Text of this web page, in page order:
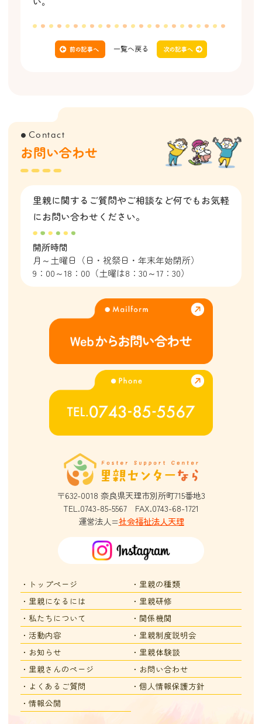
一覧へ戻る
● Contact
お問い合わせ
里親に関するご質問やご相談など何でもお気軽
にお問い合わせください。
開所時間
月～土曜日（日・祝祭日・年末年始閉所）
9：00～18：00（土曜は8：30～17：30）
〒632-0018 奈良県天理市別所町715番地3
TEL.0743-85-5567 FAX.0743-68-1721
運営法人=社会福祉法人天理
・トップページ
・里親の種類
・里親になるには
・里親研修
・私たちについて
・関係機関
・活動内容
・里親制度説明会
・お知らせ
・里親体験談
・里親さんのページ
・お問い合わせ
・よくあるご質問
・個人情報保護方針
・情報公開